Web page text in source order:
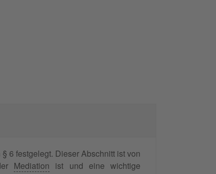
§ 6 festgelegt. Dieser Abschnitt ist von
Mediation ist und eine wichtige